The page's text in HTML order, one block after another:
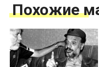
Похожие